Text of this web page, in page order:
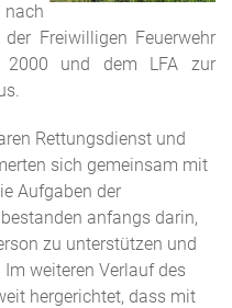
Freiwilligen Feuerwehr
2000 und dem LFA zur
Rettungsdienst und
sich gemeinsam mit
Aufgaben der
anfangs darin,
zu unterstützen und
weiteren Verlauf des
hergerichtet, dass mit